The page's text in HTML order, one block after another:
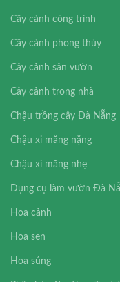
Cây cảnh công trình
Cây cảnh phong thủy
Cây cảnh sân vườn
Cây cảnh trong nhà
Chậu trồng cây Đà Nẵng
Chậu xi măng nặng
Chậu xi măng nhẹ
Dụng cụ làm vườn Đà
Hoa cảnh
Hoa sen
Hoa súng